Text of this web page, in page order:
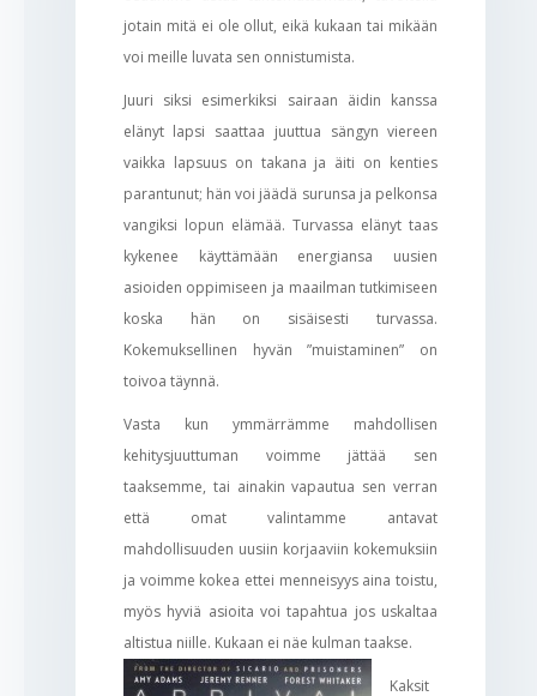
jotain mitä ei ole ollut, eikä kukaan tai mikään
voi meille luvata sen onnistumista.
Juuri siksi esimerkiksi sairaan äidin kanssa
elänyt lapsi saattaa juuttua sängyn viereen
vaikka lapsuus on takana ja äiti on kenties
parantunut; hän voi jäädä surunsa ja pelkonsa
vangiksi lopun elämää. Turvassa elänyt taas
kykenee käyttämään energiansa uusien
asioiden oppimiseen ja maailman tutkimiseen
koska hän on sisäisesti turvassa.
Kokemuksellinen hyvän ”muistaminen” on
toivoa täynnä.
Vasta kun ymmärrämme mahdollisen
kehitysjuuttuman voimme jättää sen
taaksemme, tai ainakin vapautua sen verran
että omat valintamme antavat
mahdollisuuden uusiin korjaaviin kokemuksiin
ja voimme kokea ettei menneisyys aina toistu,
myös hyviä asioita voi tapahtua jos uskaltaa
altistua niille. Kukaan ei näe kulman taakse.
Kaksit